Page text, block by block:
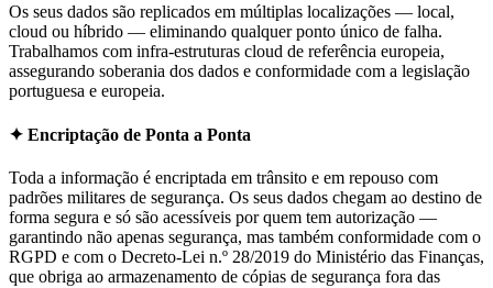
Os seus dados são replicados em múltiplas localizações — local,
cloud ou híbrido — eliminando qualquer ponto único de falha.
Trabalhamos com infra-estruturas cloud de referência europeia,
assegurando soberania dos dados e conformidade com a legislação
portuguesa e europeia.
✦ Encriptação de Ponta a Ponta
Toda a informação é encriptada em trânsito e em repouso com
padrões militares de segurança. Os seus dados chegam ao destino de
forma segura e só são acessíveis por quem tem autorização —
garantindo não apenas segurança, mas também conformidade com o
RGPD e com o Decreto-Lei n.º 28/2019 do Ministério das Finanças,
que obriga ao armazenamento de cópias de segurança fora das